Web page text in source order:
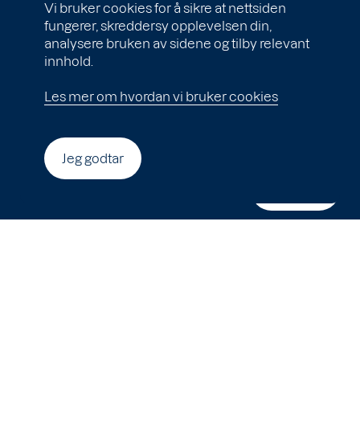
Vi bruker cookies for å sikre at nettsiden
fungerer, skreddersy opplevelsen din,
analysere bruken av sidene og tilby relevant
innhold.
Les mer om hvordan vi bruker cookies
Jeg godtar
Nyhetsbrev
Registrer deg for de siste nyhetene og
Din e-postadresse